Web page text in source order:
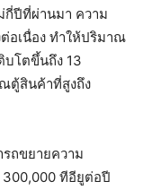
กี่ปีที่ผ่านมา ความ
อเนื่อง ทำให้ปริมาณ
บโตขึ้นถึง 13
ตู้สินค้าที่สูงถึง
ถขยายความ
300,000 ทีอียูต่อปี